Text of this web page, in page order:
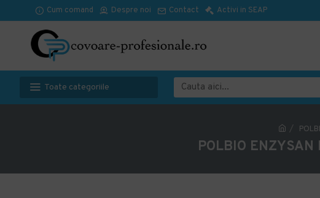
Cum comand Despre noi Contact Activi in SEAP
Toate categoriile
POLBIO